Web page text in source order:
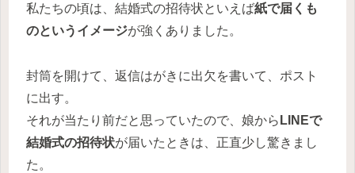
私たちの頃は、結婚式の招待状といえば紙で届くも
のというイメージが強くありました。
封筒を開けて、返信はがきに出欠を書いて、ポスト
に出す。
それが当たり前だと思っていたので、娘から LINEで
結婚式の招待状が届いたときは、正直少し驚きまし
た。